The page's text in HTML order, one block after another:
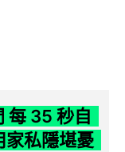
每 35 秒自
家私隱堪憂